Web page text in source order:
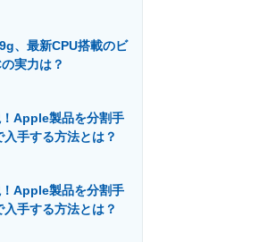
、最新CPU搭載のビ
実力は？
Apple製品を分割手
入手する方法とは？
Apple製品を分割手
入手する方法とは？